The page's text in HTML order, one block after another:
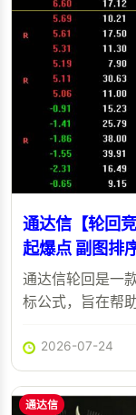
通达信【轮回
起爆点 副图排
通达信轮回是一
标公式，旨在帮
2026-07-24
通达信